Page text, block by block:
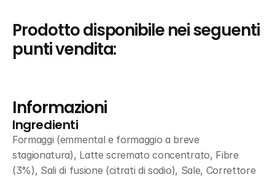
Prodotto disponibile nei seguenti
punti vendita:
Informazioni
Ingredienti
Formaggi (emmental e formaggio a breve
stagionatura), Latte scremato concentrato, Fibre
(3%), Sali di fusione (citrati di sodio), Sale, Correttore